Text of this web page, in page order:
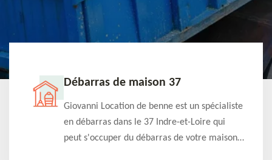
Débarras de maison 37
Giovanni Location de benne est un spécialiste
en débarras dans le 37 Indre-et-Loire qui
peut s'occuper du débarras de votre maison